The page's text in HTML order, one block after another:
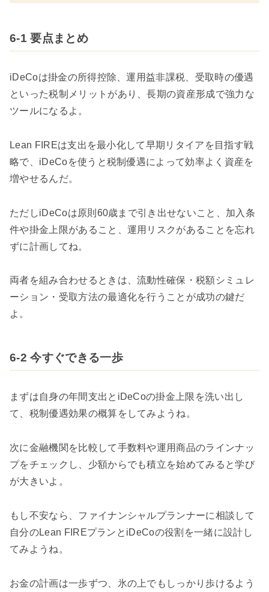
6-1 要点まとめ
iDeCoは掛金の所得控除、運用益非課税、受取時の優遇
といった税制メリットがあり、長期の資産形成で強力な
ツールになるよ。
Lean FIREは支出を最小化して早期リタイアを目指す戦
略で、iDeCoを使うと税制優遇によって効率よく資産を
増やせるんだ。
ただしiDeCoは原則60歳まで引き出せないこと、加入条
件や掛金上限があること、運用リスクがあることを忘れ
ずに計画してね。
両者を組み合わせるときは、流動性確保・税額シミュレ
ーション・受取方法の最適化を行うことが成功の鍵だ
よ。
6-2 今すぐできる一歩
まずは自身の年間支出とiDeCoの掛金上限を洗い出し
て、税制優遇効果の概算をしてみようね。
次に金融機関を比較して手数料や運用商品のラインナッ
プをチェックし、少額からでも積立を始めてみると学び
が大きいよ。
もし不安なら、ファイナンシャルプランナーに相談して
自分のLean FIREプランとiDeCoの役割を一緒に設計し
てみようね。
お金の計画は一歩ずつ、氷の上でもしっかり歩けるよう